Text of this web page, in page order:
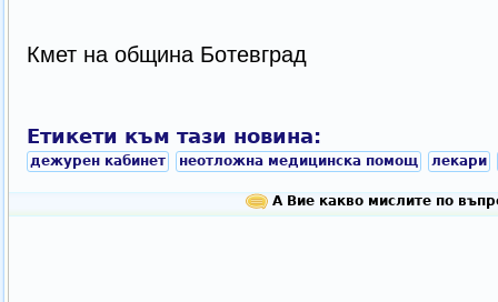
Кмет на община Ботевград
Етикети към тази новина:
дежурен кабинет неотложна медицинска помощ лекари
А Вие какво мислите по